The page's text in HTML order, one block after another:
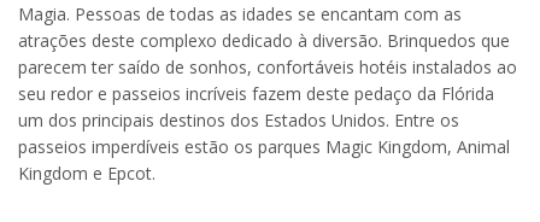
Magia. Pessoas de todas as idades se encantam com as
atrações deste complexo dedicado à diversão. Brinquedos que
parecem ter saído de sonhos, confortáveis hotéis instalados ao
seu redor e passeios incríveis fazem deste pedaço da Flórida
um dos principais destinos dos Estados Unidos. Entre os
passeios imperdíveis estão os parques Magic Kingdom, Animal
Kingdom e Epcot.